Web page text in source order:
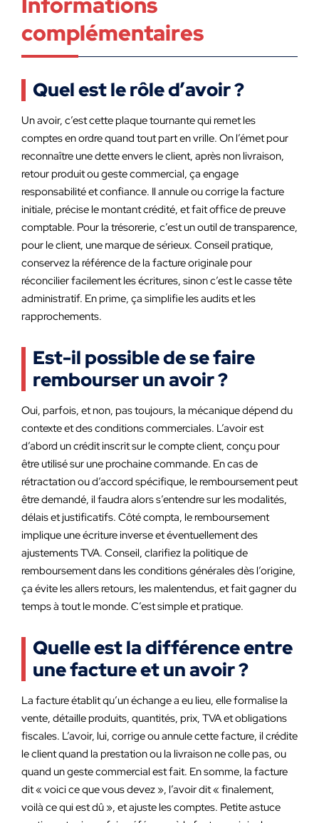
complémentaires
Quel est le rôle d’avoir ?
Un avoir, c’est cette plaque tournante qui remet les
comptes en ordre quand tout part en vrille. On l’émet pour
reconnaître une dette envers le client, après non livraison,
retour produit ou geste commercial, ça engage
responsabilité et confiance. Il annule ou corrige la facture
initiale, précise le montant crédité, et fait office de preuve
comptable. Pour la trésorerie, c’est un outil de transparence,
pour le client, une marque de sérieux. Conseil pratique,
conservez la référence de la facture originale pour
réconcilier facilement les écritures, sinon c’est le casse tête
administratif. En prime, ça simplifie les audits et les
rapprochements.
Est-il possible de se faire
rembourser un avoir ?
Oui, parfois, et non, pas toujours, la mécanique dépend du
contexte et des conditions commerciales. L’avoir est
d’abord un crédit inscrit sur le compte client, conçu pour
être utilisé sur une prochaine commande. En cas de
rétractation ou d’accord spécifique, le remboursement peut
être demandé, il faudra alors s’entendre sur les modalités,
délais et justificatifs. Côté compta, le remboursement
implique une écriture inverse et éventuellement des
ajustements TVA. Conseil, clarifiez la politique de
remboursement dans les conditions générales dès l’origine,
ça évite les allers retours, les malentendus, et fait gagner du
temps à tout le monde. C’est simple et pratique.
Quelle est la différence entre
une facture et un avoir ?
La facture établit qu’un échange a eu lieu, elle formalise la
vente, détaille produits, quantités, prix, TVA et obligations
fiscales. L’avoir, lui, corrige ou annule cette facture, il crédite
le client quand la prestation ou la livraison ne colle pas, ou
quand un geste commercial est fait. En somme, la facture
dit « voici ce que vous devez », l’avoir dit « finalement,
voilà ce qui est dû », et ajuste les comptes. Petite astuce